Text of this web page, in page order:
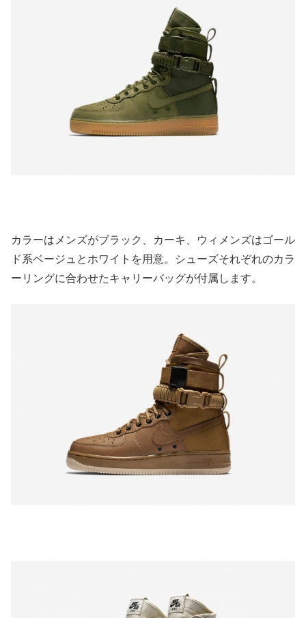
カラーはメンズがブラック、カーキ、ウィメンズはゴール
ド系ベージュとホワイトを用意。シューズそれぞれのカラ
ーリングに合わせたキャリーバッグが付属します。